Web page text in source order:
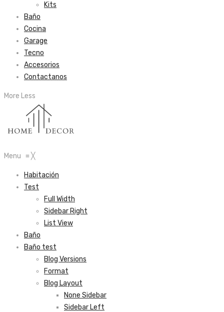
Kits
Baño
Cocina
Garage
Tecno
Accesorios
Contactanos
More Less
Menu ≡ ╳
Habitación
Test
Full Width
Sidebar Right
List View
Baño
Baño test
Blog Versions
Format
Blog Layout
None Sidebar
Sidebar Left